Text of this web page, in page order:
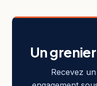
Un
Recevez